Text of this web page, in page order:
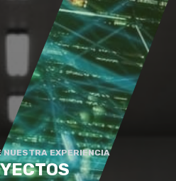
NUESTRA EXPERIENCIA